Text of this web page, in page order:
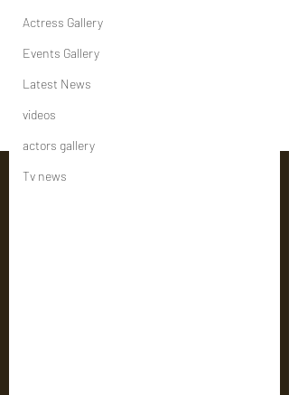
Actress Gallery
Events Gallery
Latest News
videos
actors gallery
Tv news